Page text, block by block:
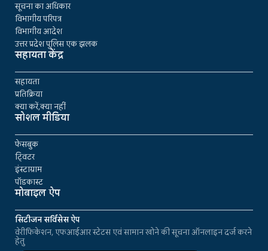
सूचना का अधिकार
विभागीय परिपत्र
विभागीय आदेश
उत्तर प्रदेश पुलिस एक झलक
सहायता केंद्र
सहायता
प्रतिक्रिया
क्या करें,क्या नहीं
सोशल मीडिया
फेसबुक
ट्विटर
इंस्टाग्राम
पॉडकास्ट
मोबाइल ऐप
सिटीजन सर्विसेस ऐप
वेरीफिकेशन, एफआईआर स्टेटस एवं सामान खोने की सूचना ऑनलाइन दर्ज करने
हेतु